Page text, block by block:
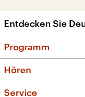
Entdecken Sie
Programm
Sendungen
Hören
Service